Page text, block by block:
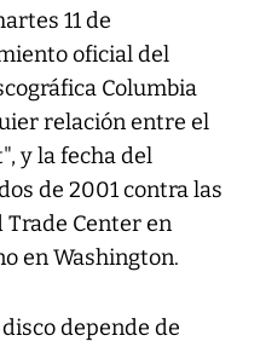
11 de
oficial del
Columbia
relación entre el
y la fecha del
de 2001 contra las
Center en
en Washington.
depende de